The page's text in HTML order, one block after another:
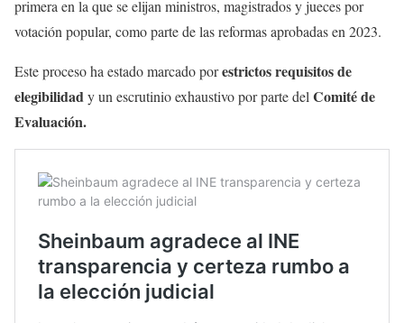
primera en la que se elijan ministros, magistrados y jueces por
votación popular, como parte de las reformas aprobadas en 2023.
Este proceso ha estado marcado porestrictos requisitos de
elegibilidady un escrutinio exhaustivo por parte del Comité de
Evaluación.